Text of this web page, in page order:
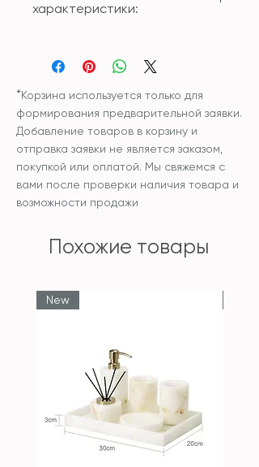
характеристики:
Размер: Medium - 11.5*25см,
Large - 11.5*30.5см
*Корзина используется только для
формирования предварительной заявки.
Добавление товаров в корзину и
отправка заявки не является заказом,
покупкой или оплатой. Мы свяжемся с
вами после проверки наличия товара и
возможности продажи
Похожие товары
New